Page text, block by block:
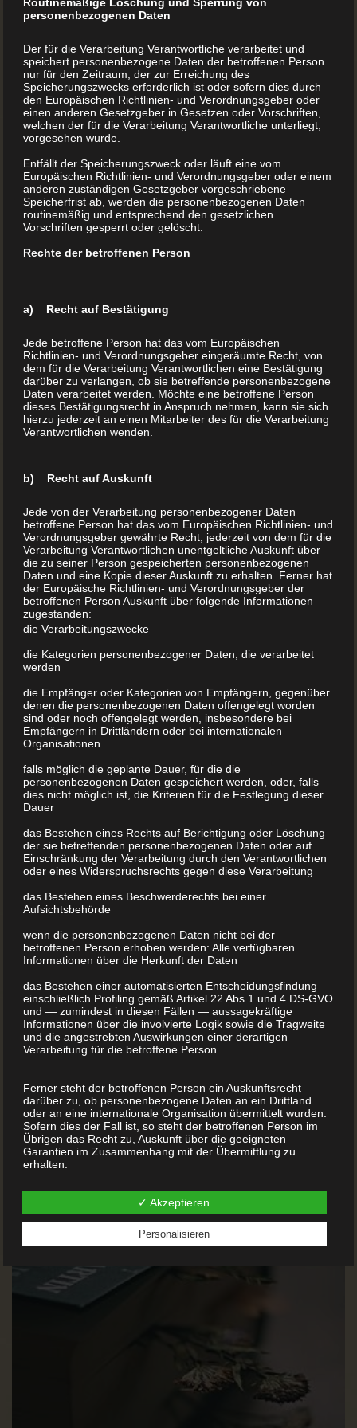
Reisebuch – Reiseband
Reisebuch – Reiseband Reisebücher leben von
ausdrucksstarken Bildern und Geschichten über
Länder und Menschen. Versierte AutorInnen vertrauen
dem BuchDrucker seit mehr als 26 Jahren. Manche
Buchprojekt
Buchprojekt Beim BuchDrucker.at laufen alle Rädchen
Auflage Typo und der Druck werden persönlich
begleitet. Kontaktieren Sie uns jetzt! Alle Infos unter
www.buchdrucker.at
MEHR LESEN
Buchrücken
Buchrücken Ein schöner Buchrücken kann auch
entzücken. Egal, ob Sie sich Geschichten oder Rezepte
ausdenken, Historie oder Fiktion niederschreiben – der
BuchDrucker.at ist Ihr professioneller Partner in allen
Fragen um Ihr Buchprojekt.
MEHR LESEN
personenbezogenen Daten
Der für die Verarbeitung Verantwortliche verarbeitet und
speichert personenbezogene Daten der betroffenen Person
nur für den Zeitraum, der zur Erreichung des
Speicherungszwecks erforderlich ist oder sofern dies durch
den Europäischen Richtlinien- und Verordnungsgeber oder
einen anderen Gesetzgeber in Gesetzen oder Vorschriften,
welchen der für die Verarbeitung Verantwortliche unterliegt,
vorgesehen wurde.
Entfällt der Speicherungszweck oder läuft eine vom
Europäischen Richtlinien- und Verordnungsgeber oder einem
anderen zuständigen Gesetzgeber vorgeschriebene
Speicherfrist ab, werden die personenbezogenen Daten
routinemäßig und entsprechend den gesetzlichen
Vorschriften gesperrt oder gelöscht.
Rechte der betroffenen Person
a) Recht auf Bestätigung
Jede betroffene Person hat das vom Europäischen
Richtlinien- und Verordnungsgeber eingeräumte Recht, von
dem für die Verarbeitung Verantwortlichen eine Bestätigung
darüber zu verlangen, ob sie betreffende personenbezogene
Daten verarbeitet werden. Möchte eine betroffene Person
dieses Bestätigungsrecht in Anspruch nehmen, kann sie sich
hierzu jederzeit an einen Mitarbeiter des für die Verarbeitung
Verantwortlichen wenden.
b) Recht auf Auskunft
Jede von der Verarbeitung personenbezogener Daten
betroffene Person hat das vom Europäischen Richtlinien- und
Verordnungsgeber gewährte Recht, jederzeit von dem für die
Verarbeitung Verantwortlichen unentgeltliche Auskunft über
die zu seiner Person gespeicherten personenbezogenen
Daten und eine Kopie dieser Auskunft zu erhalten. Ferner hat
der Europäische Richtlinien- und Verordnungsgeber der
betroffenen Person Auskunft über folgende Informationen
zugestanden:
die Verarbeitungszwecke
die Kategorien personenbezogener Daten, die verarbeitet
werden
die Empfänger oder Kategorien von Empfängern, gegenüber
denen die personenbezogenen Daten offengelegt worden
sind oder noch offengelegt werden, insbesondere bei
Empfängern in Drittländern oder bei internationalen
Organisationen
falls möglich die geplante Dauer, für die die
personenbezogenen Daten gespeichert werden, oder, falls
dies nicht möglich ist, die Kriterien für die Festlegung dieser
Dauer
das Bestehen eines Rechts auf Berichtigung oder Löschung
der sie betreffenden personenbezogenen Daten oder auf
Einschränkung der Verarbeitung durch den Verantwortlichen
oder eines Widerspruchsrechts gegen diese Verarbeitung
das Bestehen eines Beschwerderechts bei einer
Aufsichtsbehörde
wenn die personenbezogenen Daten nicht bei der
betroffenen Person erhoben werden: Alle verfügbaren
Informationen über die Herkunft der Daten
das Bestehen einer automatisierten Entscheidungsfindung
einschließlich Profiling gemäß Artikel 22 Abs.1 und 4 DS-GVO
und — zumindest in diesen Fällen — aussagekräftige
Informationen über die involvierte Logik sowie die Tragweite
und die angestrebten Auswirkungen einer derartigen
Verarbeitung für die betroffene Person
Ferner steht der betroffenen Person ein Auskunftsrecht
darüber zu, ob personenbezogene Daten an ein Drittland
oder an eine internationale Organisation übermittelt wurden.
Sofern dies der Fall ist, so steht der betroffenen Person im
Übrigen das Recht zu, Auskunft über die geeigneten
Garantien im Zusammenhang mit der Übermittlung zu
erhalten.
Möchte eine betroffene Person dieses Auskunftsrecht in
Anspruch nehmen, kann sie sich hierzu jederzeit an einen
Mitarbeiter des für die Verarbeitung Verantwortlichen
c) Recht auf Berichtigung
Daten zu verlangen. Ferner steht der betroffenen Person das
Recht zu, unter Berücksichtigung der Zwecke der
Verarbeitung, die Vervollständigung unvollständiger
✓ Akzeptieren
Personalisieren